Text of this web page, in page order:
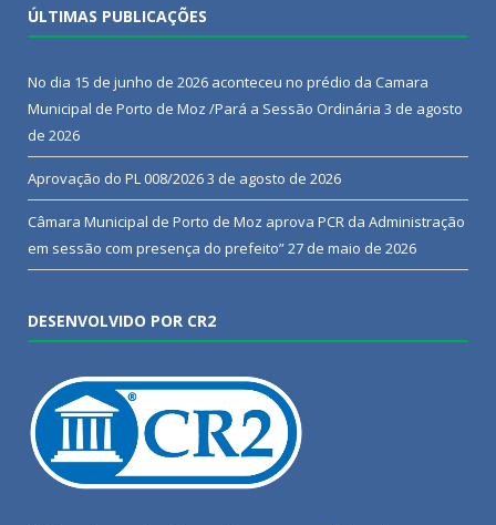
ÚLTIMAS PUBLICAÇÕES
No dia 15 de junho de 2026 aconteceu no prédio da Camara
Municipal de Porto de Moz /Pará a Sessão Ordinária 3 de agosto
de 2026
Aprovação do PL 008/20263 de agosto de 2026
Câmara Municipal de Porto de Moz aprova PCR da Administração
em sessão com presença do prefeito”27 de maio de 2026
DESENVOLVIDO POR CR2